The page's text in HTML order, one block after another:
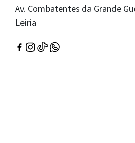
Av. Combatentes da Grande
Leiria